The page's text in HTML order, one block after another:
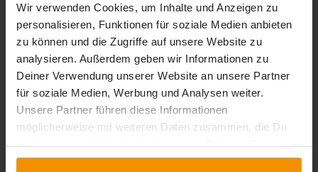
Wir verwenden Cookies, um Inhalte und Anzeigen zu
personalisieren, Funktionen für soziale Medien anbieten
zu können und die Zugriffe auf unsere Website zu
analysieren. Außerdem geben wir Informationen zu
Deiner Verwendung unserer Website an unsere Partner
für soziale Medien, Werbung und Analysen weiter.
Unsere Partner führen diese Informationen
möglicherweise mit weiteren Daten zusammen, die Du
Nutzung der Dienste gesammelt haben.
5 stars: 0
Bewertungen
4 stars: 0
Bewertungen
3stars: 0
Bewertungen
2 stars: 0
Bewertungen
1stars: 0
Bewertungen